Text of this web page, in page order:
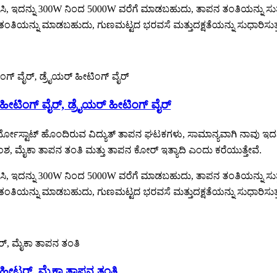
ಇದನ್ನು 300W ನಿಂದ 5000W ವರೆಗೆ ಮಾಡಬಹುದು, ತಾಪನ ತಂತಿಯನ್ನು
ತಂತಿಯನ್ನು ಮಾಡಬಹುದು, ಗುಣಮಟ್ಟದ ಭರವಸೆ ಮತ್ತುದಕ್ಷತೆಯನ್ನು
ವೈರ್, ಡ್ರೈಯರ್ ಹೀಟಿಂಗ್ ವೈರ್
ಹೊಂದಿರುವ ವಿದ್ಯುತ್ ತಾಪನ ಘಟಕಗಳು, ಸಾಮಾನ್ಯವಾಗಿ ನಾವು
ತಾಪನ ತಂತಿ ಮತ್ತು ತಾಪನ ಕೋರ್ ಇತ್ಯಾದಿ ಎಂದು ಕರೆಯುತ್ತೇವೆ.
ಇದನ್ನು 300W ನಿಂದ 5000W ವರೆಗೆ ಮಾಡಬಹುದು, ತಾಪನ ತಂತಿಯನ್ನು
ತಂತಿಯನ್ನು ಮಾಡಬಹುದು, ಗುಣಮಟ್ಟದ ಭರವಸೆ ಮತ್ತುದಕ್ಷತೆಯನ್ನು